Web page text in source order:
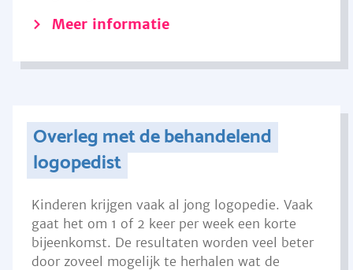
Meer informatie
Overleg met de behandelend
logopedist
Kinderen krijgen vaak al jong logopedie. Vaak
gaat het om 1 of 2 keer per week een korte
bijeenkomst. De resultaten worden veel beter
door zoveel mogelijk te herhalen wat de